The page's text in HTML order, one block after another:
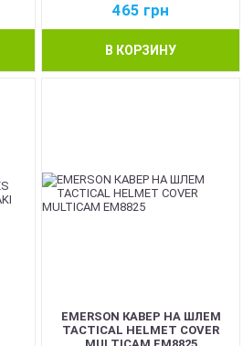
465 грн
В КОРЗИНУ
EMERSON КАВЕР НА ШЛЕМ
TACTICAL HELMET COVER
MULTICAM EM8825